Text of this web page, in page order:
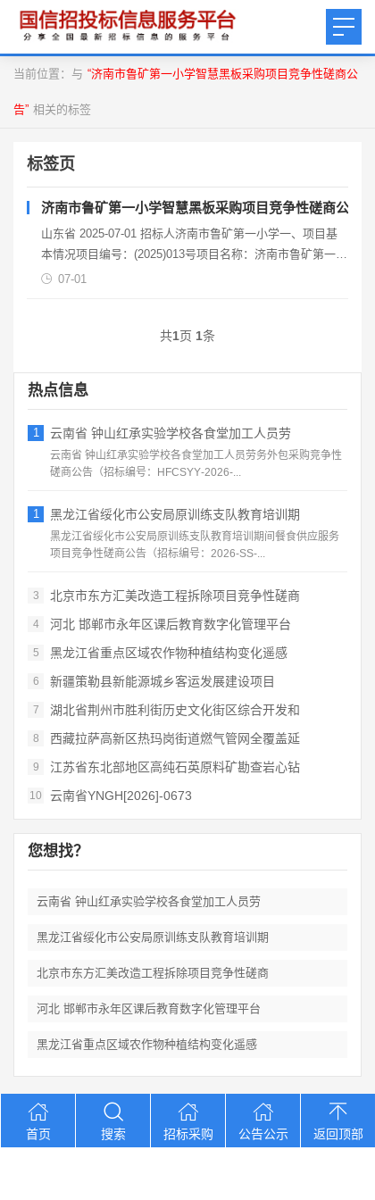
当前位置：与 “济南市鲁矿第一小学智慧黑板采购项目竞争性磋商公
告” 相关的标签
标签页
济南市鲁矿第一小学智慧黑板采购项目竞争性磋商公告
山东省 2025-07-01 招标人济南市鲁矿第一小学一、项目基
本情况项目编号：(2025)013号项目名称：济南市鲁矿第一小
学智慧黑板采购项目采购方式：竞争
07-01
共1页 1条
热点信息
1 云南省 钟山红承实验学校各食堂加工人员劳
云南省 钟山红承实验学校各食堂加工人员劳务外包采购竞争性
磋商公告（招标编号：HFCSYY‑2026‑...
1 黑龙江省绥化市公安局原训练支队教育培训期
黑龙江省绥化市公安局原训练支队教育培训期间餐食供应服务
项目竞争性磋商公告（招标编号：2026‑SS‑...
3 北京市东方汇美改造工程拆除项目竞争性磋商
4 河北 邯郸市永年区课后教育数字化管理平台
5 黑龙江省重点区域农作物种植结构变化遥感
6 新疆策勒县新能源城乡客运发展建设项目
7 湖北省荆州市胜利街历史文化街区综合开发和
8 西藏拉萨高新区热玛岗街道燃气管网全覆盖延
9 江苏省东北部地区高纯石英原料矿勘查岩心钻
10 云南省YNGH[2026]-0673
您想找？
云南省 钟山红承实验学校各食堂加工人员劳
黑龙江省绥化市公安局原训练支队教育培训期
北京市东方汇美改造工程拆除项目竞争性磋商
河北 邯郸市永年区课后教育数字化管理平台
黑龙江省重点区域农作物种植结构变化遥感
Copyright © 2012-2026 中招招标网 版权所有 网站备案号：京
ICP备2023026371号-2
首页 搜索 招标采购 公告公示 返回顶部